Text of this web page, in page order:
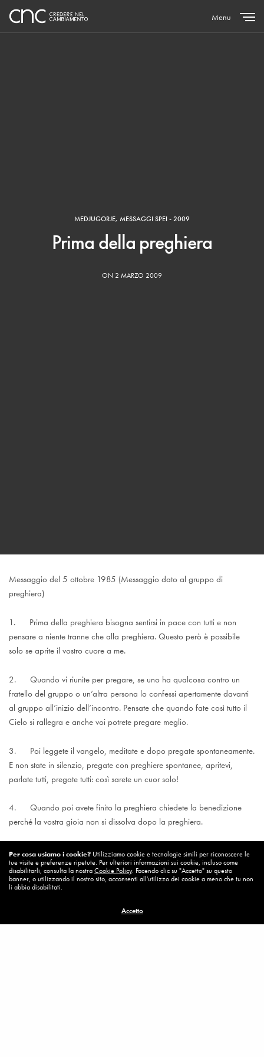
Menu
MEDJUGORJE, MESSAGGI SPEI - 2009
Prima della preghiera
ON 2 MARZO 2009
Messaggio del 5 ottobre 1985 (Messaggio dato al gruppo di
preghiera)
1. Prima della preghiera bisogna sentirsi in pace con tutti e non
pensare a niente tranne che alla preghiera. Questo però è possibile
solo se aprite il vostro cuore a me.
2. Quando vi riunite per pregare, se uno ha qualcosa contro un
fratello del gruppo o un’altra persona lo confessi apertamente davanti
al gruppo all’inizio dell’incontro. Pensate che quando fate così tutto il
Cielo si rallegra e anche voi potrete pregare meglio.
3. Poi leggete il vangelo, meditate e dopo pregate spontaneamente.
E non state in silenzio, pregate con preghiere spontanee, apritevi,
parlate tutti, pregate tutti: così sarete un cuor solo!
4. Quando poi avete finito la preghiera chiedete la benedizione
perché la vostra gioia non si dissolva dopo la preghiera.
Per cosa usiamo i cookie? Utilizziamo cookie e tecnologie simili per riconoscere le
tue visite e preferenze ripetute. Per ulteriori informazioni sui cookie, incluso come
disabilitarli, consulta la nostraCookie Policy. Facendo clic su "Accetto" su questo
banner, o utilizzando il nostro sito, acconsenti all'utilizzo dei cookie a meno che tu non
li abbia disabilitati.
Accetto